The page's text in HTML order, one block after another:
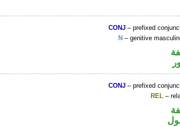
CONJ – prefixed
N – genitive
CONJ – prefixed
REL –